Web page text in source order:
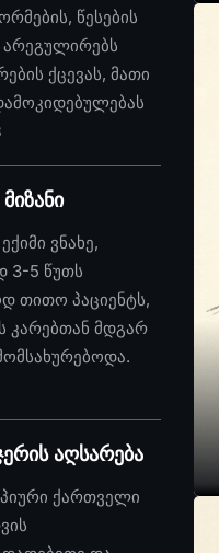
წესების
ქცევას, მათი
ვნახე,
5 წუთს
თითო პაციენტს,
კარებთან მდგარ
აღსარება
ქართველი